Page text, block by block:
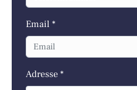
Email *
Adresse *